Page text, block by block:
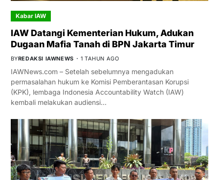
Kabar IAW
IAW Datangi Kementerian Hukum, Adukan
Dugaan Mafia Tanah di BPN Jakarta Timur
BYREDAKSI IAWNEWS 1 TAHUN AGO
IAWNews.com – Setelah sebelumnya mengadukan
permasalahan hukum ke Komisi Pemberantasan Korupsi
(KPK), lembaga Indonesia Accountability Watch (IAW)
kembali melakukan audiensi…